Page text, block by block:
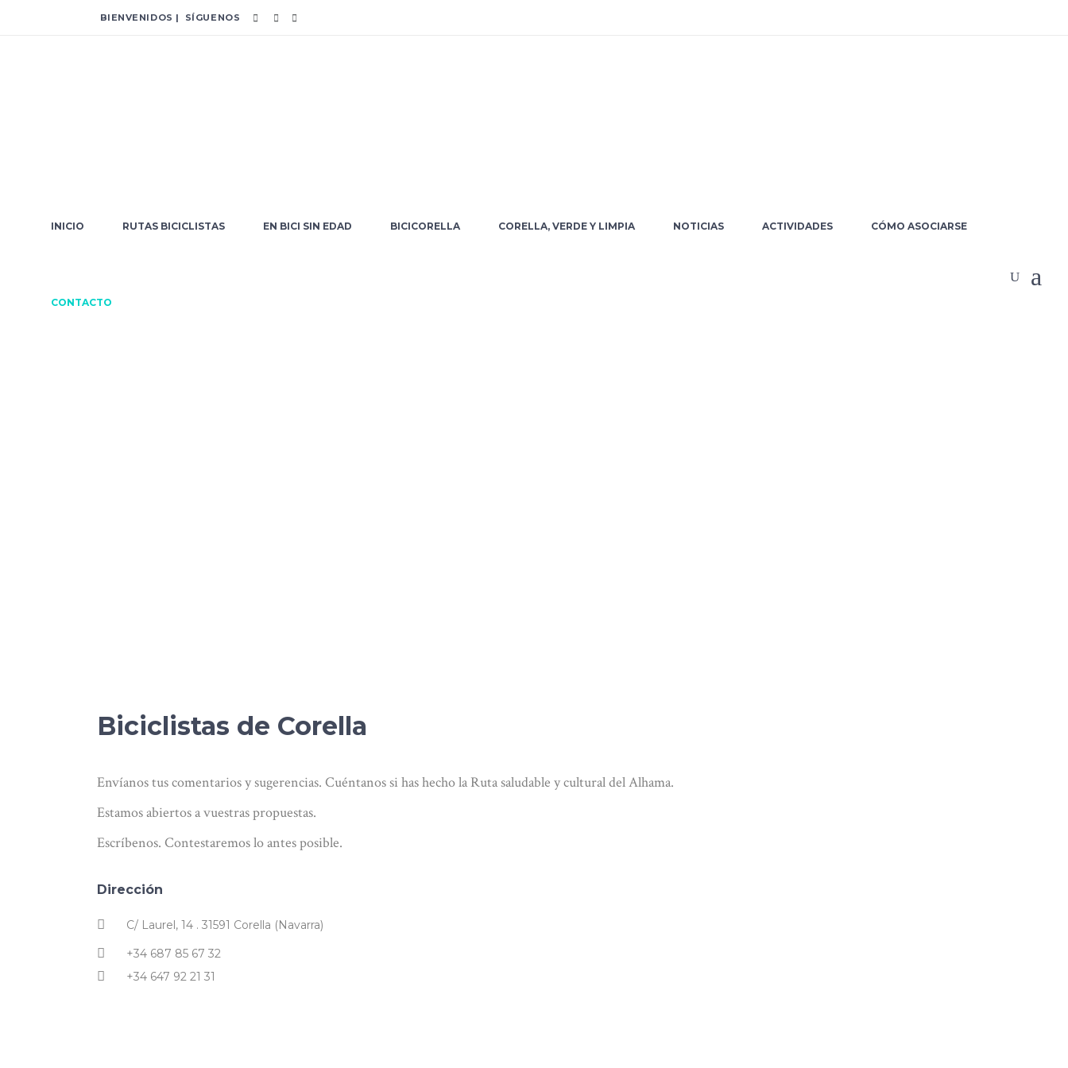
BIENVENIDOS | SÍGUENOS
INICIO RUTAS BICICLISTAS EN BICI SIN EDAD BICICORELLA CORELLA, VERDE Y LIMPIA NOTICIAS ACTIVIDADES CÓMO ASOCIARSE
CONTACTO
Biciclistas de Corella
Envíanos tus comentarios y sugerencias. Cuéntanos si has hecho la Ruta saludable y cultural del Alhama.
Estamos abiertos a vuestras propuestas.
Escríbenos. Contestaremos lo antes posible.
Dirección
C/ Laurel, 14 . 31591 Corella (Navarra)
+34 687 85 67 32
+34 647 92 21 31